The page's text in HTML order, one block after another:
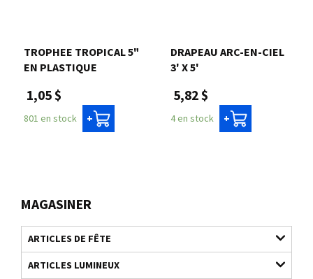
MAGASINER
ARTICLES DE FÊTE
ARTICLES LUMINEUX
TROPHEE TROPICAL 5"
EN PLASTIQUE
1,05 $
801 en stock +
DRAPEAU ARC-EN-CIEL
3' X 5'
5,82 $
4 en stock +